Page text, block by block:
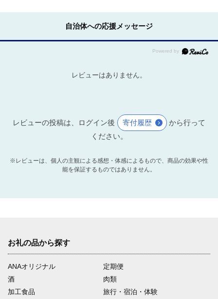
自治体への応援メッセージ
レビューはありません。
レビューの投稿は、ログイン後 寄付履歴
から行って
ください。
※レビューは、個人の主観による感想・体感によるもので、商品の効果や性
能を保証するものではありません。
お礼の品から探す
ANAオリジナル
定期便
酒
肉類
加工食品
旅行・宿泊・体験